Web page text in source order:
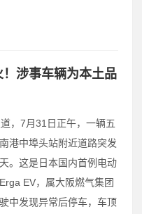
！涉事车辆为本土品
，7月31日正午，一辆五
港中埠头站附近道路突发
。这是日本国内首例电动
EV，属大阪燃气集团
中发现异常后停车，车顶